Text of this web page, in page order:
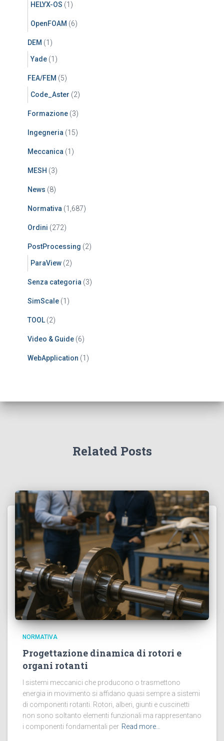
HELYX-OS (1)
OpenFOAM (6)
DEM (1)
Yade (1)
FEA/FEM (5)
Code_Aster (2)
Formazione (3)
Ingegneria (15)
Meccanica (1)
MESH (3)
News (8)
Normativa (1,687)
Ordini (272)
PostProcessing (2)
ParaView (2)
Senza categoria (3)
SimScale (1)
TOOL (2)
Video & Guide (6)
WebApplication (1)
Related Posts
NORMATIVA
Progettazione dinamica di rotori e
organi rotanti
I sistemi meccanici che producono o trasmettono
energia in movimento si affidano quasi sempre a sistemi
di componenti rotanti. Rotori, alberi, giunti e cuscinetti
non sono soltanto elementi funzionali ma rappresentano
i componenti fondamentali per Read more…